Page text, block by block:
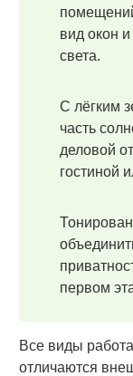
вид окон
света.
С лёгким
часть
деловой
гостиной
первом
Все виды
отличаются